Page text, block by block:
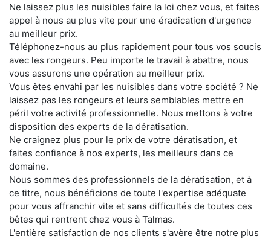
Ne laissez plus les nuisibles faire la loi chez vous, et faites
appel à nous au plus vite pour une éradication d'urgence
au meilleur prix.
Téléphonez-nous au plus rapidement pour tous vos soucis
avec les rongeurs. Peu importe le travail à abattre, nous
vous assurons une opération au meilleur prix.
Vous êtes envahi par les nuisibles dans votre société ? Ne
laissez pas les rongeurs et leurs semblables mettre en
péril votre activité professionnelle. Nous mettons à votre
disposition des experts de la dératisation.
Ne craignez plus pour le prix de votre dératisation, et
faites confiance à nos experts, les meilleurs dans ce
domaine.
Nous sommes des professionnels de la dératisation, et à
ce titre, nous bénéficions de toute l'expertise adéquate
pour vous affranchir vite et sans difficultés de toutes ces
bêtes qui rentrent chez vous à Talmas.
L'entière satisfaction de nos clients s'avère être notre plus